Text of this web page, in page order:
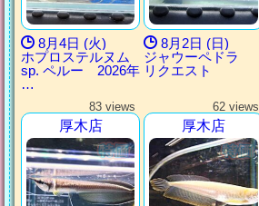
8月4日 (火)
ホプロステルヌム
sp. ペルー 2026年
…
8月2日 (日)
ジャウーペドラ
リクエスト
83 views
厚木店
62 views
厚木店